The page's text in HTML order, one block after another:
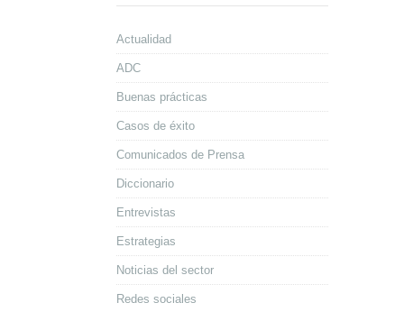
Actualidad
ADC
Buenas prácticas
Casos de éxito
Comunicados de Prensa
Diccionario
Entrevistas
Estrategias
Noticias del sector
Redes sociales